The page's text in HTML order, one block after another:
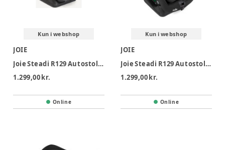
Kun i webshop
JOIE
Joie Steadi R129 Autostol - Raven
1.299,00 kr.
Online
Kun i webshop
JOIE
Joie Steadi R129 Autostol - Shale
1.299,00 kr.
Online